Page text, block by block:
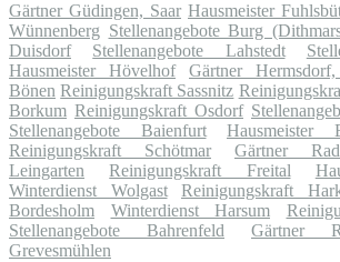
Gärtner Güdingen, Saar Hausmeister
Wünnenberg Stellenangebote Burg
Duisdorf
Stellenangebote Lahstedt
Hausmeister Hövelhof
Gärtner
Bönen Reinigungskraft Sassnitz
Borkum Reinigungskraft Osdorf
Stellenangebote Baienfurt
Hausmeister
Reinigungskraft Schötmar
Gärtner
Leingarten
Reinigungskraft Freital
Winterdienst Wolgast
Reinigungskraft
Bordesholm
Winterdienst Harsum
Stellenangebote Bahrenfeld
Gärtner
Grevesmühlen